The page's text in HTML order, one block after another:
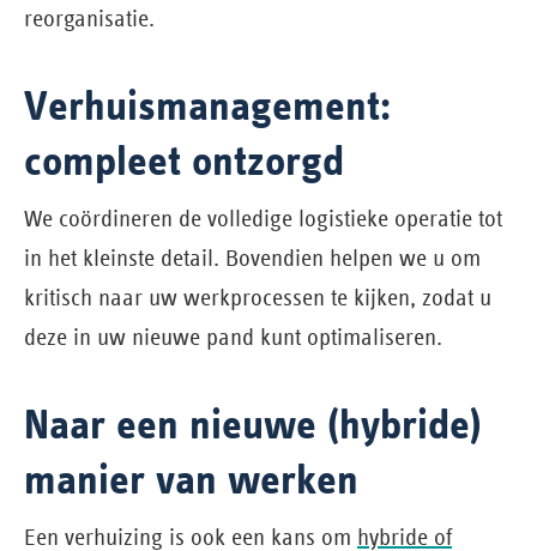
reorganisatie.
Verhuismanagement:
compleet ontzorgd
We coördineren de volledige logistieke operatie tot
in het kleinste detail. Bovendien helpen we u om
kritisch naar uw werkprocessen te kijken, zodat u
deze in uw nieuwe pand kunt optimaliseren.
Naar een nieuwe (hybride)
manier van werken
Een verhuizing is ook een kans om hybride of